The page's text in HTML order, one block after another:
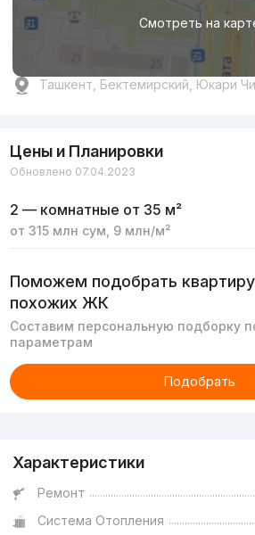
Смотреть на
Ташкент, Бектемирский, Юкари
Цены и Планировки
Обновлено 07.04.2023
2 — комнатные от 35 м²
от 315 млн сум 9 млн/м²
Поможем подобрать
похожих ЖК
Составим персональную подборку
параметрам
Подобрать
Характеристики
Ремонт
Система Отопления